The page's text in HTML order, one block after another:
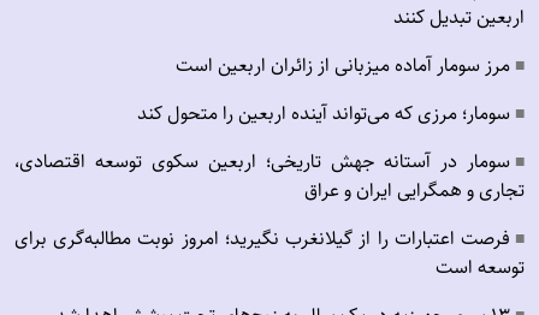
اربعین تبدیل کنند
■ مرز سومار آماده میزبانی از زائران اربعین است
■ سومار؛ مرزی که می‌تواند آینده اربعین را متحول کند
■ سومار در آستانه جهش تاریخی؛ اربعین سکوی توسعه اقتصادی،
تجاری و همگرایی ایران و عراق
■ فرصت اعتبارات را از گیلانغرب نگیرید؛ امروز نوبت مطالبه‌گری برای
توسعه است